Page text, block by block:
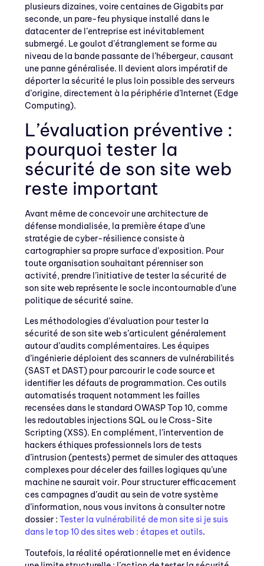
plusieurs dizaines, voire centaines de Gigabits par
seconde, un pare-feu physique installé dans le
datacenter de l’entreprise est inévitablement
submergé. Le goulot d’étranglement se forme au
niveau de la bande passante de l’hébergeur, causant
une panne généralisée. Il devient alors impératif de
déporter la sécurité le plus loin possible des serveurs
d’origine, directement à la périphérie d’Internet (Edge
Computing).
L’évaluation préventive :
pourquoi tester la
sécurité de son site web
reste important
Avant même de concevoir une architecture de
défense mondialisée, la première étape d’une
stratégie de cyber-résilience consiste à
cartographier sa propre surface d’exposition. Pour
toute organisation souhaitant pérenniser son
activité, prendre l’initiative de tester la sécurité de
son site web représente le socle incontournable d’une
politique de sécurité saine.
Les méthodologies d’évaluation pour tester la
sécurité de son site web s’articulent généralement
autour d’audits complémentaires. Les équipes
d’ingénierie déploient des scanners de vulnérabilités
(SAST et DAST) pour parcourir le code source et
identifier les défauts de programmation. Ces outils
automatisés traquent notamment les failles
recensées dans le standard OWASP Top 10, comme
les redoutables injections SQL ou le Cross-Site
Scripting (XSS). En complément, l’intervention de
hackers éthiques professionnels lors de tests
d’intrusion (pentests) permet de simuler des attaques
complexes pour déceler des failles logiques qu’une
machine ne saurait voir. Pour structurer efficacement
ces campagnes d’audit au sein de votre système
d’information, nous vous invitons à consulter notre
dossier : Tester la vulnérabilité de mon site si je suis
dans le top 10 des sites web : étapes et outils.
Toutefois, la réalité opérationnelle met en évidence